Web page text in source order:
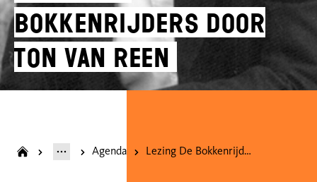
Bokkenrijders door
Ton van Reen
Agenda Lezing De Bokkenrijders door Ton van Reen